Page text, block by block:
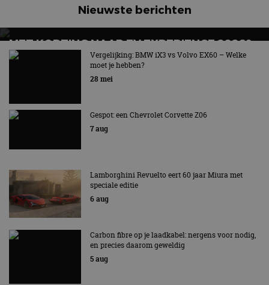
Nieuwste berichten
MET KORTING NAAR EV EXPERIENCE 2026?
AUTORAI REGELT HET!
EV Experience 2026 van 24 tot 26 september
Vergelijking: BMW iX3 vs Volvo EX60 – Welke
moet je hebben?
28 mei
Gespot: een Chevrolet Corvette Z06
7 aug
Lamborghini Revuelto eert 60 jaar Miura met
speciale editie
6 aug
Carbon fibre op je laadkabel: nergens voor nodig,
en precies daarom geweldig
5 aug